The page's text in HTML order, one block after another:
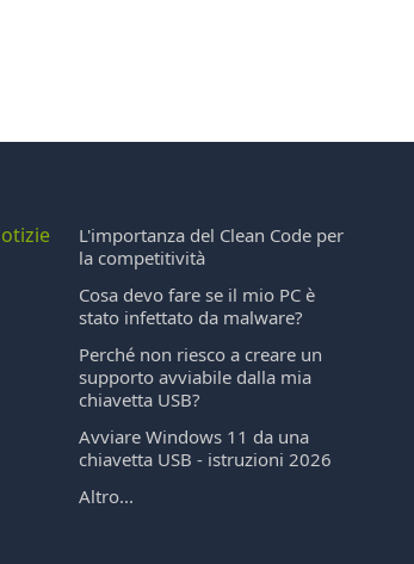
L'importanza del Clean Code per
la competitività
Cosa devo fare se il mio PC è
stato infettato da malware?
Perché non riesco a creare un
supporto avviabile dalla mia
chiavetta USB?
Avviare Windows 11 da una
chiavetta USB - istruzioni 2026
Altro...